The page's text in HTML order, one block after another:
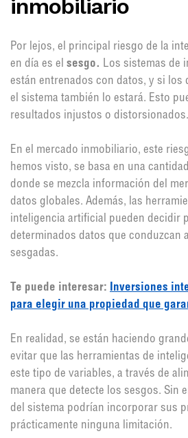
inmobiliario
Por lejos, el principal riesgo de la
en día es el sesgo. Los sistemas de
están entrenados con datos, y si los
el sistema también lo estará. Esto
resultados injustos o distorsionados.
En el mercado inmobiliario, este
hemos visto, se basa en una
donde se mezcla información del
datos globales. Además, las
inteligencia artificial pueden decidir
determinados datos que conduzcan
sesgadas.
Te puede interesar: Inversiones
para elegir una propiedad que
En realidad, se están haciendo
evitar que las herramientas de
este tipo de variables, a través de
manera que detecte los sesgos. Sin
del sistema podrían incorporar sus
prácticamente ninguna limitación.